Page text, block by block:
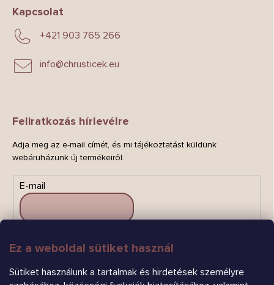
Ez a weboldal sütiket használ
Sütiket használunk a tartalmak és hirdetések személyre
Kapcsolat
info@chrusticek.eu
+421 903 765 266
Feliratkozás hírlevélre
Adja meg az e-mail címét, és mi tájékoztatást küldünk
webáruházunk új termékeiről.
E-mail
FELIRATKOZÁS